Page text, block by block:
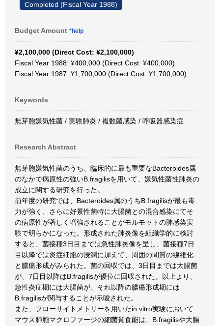
Completed (Fiscal Year 1988)
Budget Amount *help
¥2,100,000 (Direct Cost: ¥2,100,000)
Fiscal Year 1988: ¥400,000 (Direct Cost: ¥400,000)
Fiscal Year 1987: ¥1,700,000 (Direct Cost: ¥1,700,000)
Keywords
無芽胞嫌気性菌 / 実験肺炎 / 複数菌感染 / 呼吸器感染症
Research Abstract
無芽胞嫌気性菌のうち、臨床的に最も重要なBacteroides属
のなかで病原性の強いB.fragilisを用いて、嫌気性菌性肺炎の
成立に関する研究を行った。
前年度の研究では、Bacteroides属のうちB.fragilisが最も毒
力が強く、さらに好景性菌特に大腸菌との混合感染にてそ
の病原性が著しく増強されることがモルモットの肺感染実
験で明らかになった。形成された肺炎像を組織学的に検討
すると、菌接種3日目までは急性肺炎像を呈し、菌接種7日
目以降では炎症細胞の浸潤に加えて、周囲の間質の線維化
と膿瘍形成がみられた。菌の回収では、3日目までは大腸菌
が、7日目以降はB.fragilisが優位に回収された。以上より、
急性炎症期には大腸菌が、それ以降の膿瘍形成期には
B.fragilisが関与することが示唆された。
また、フローサイトメトリーを用いたin vitro実験において
マウス肺胞マクロファージの細菌貧食能は、B.fragilisや大腸